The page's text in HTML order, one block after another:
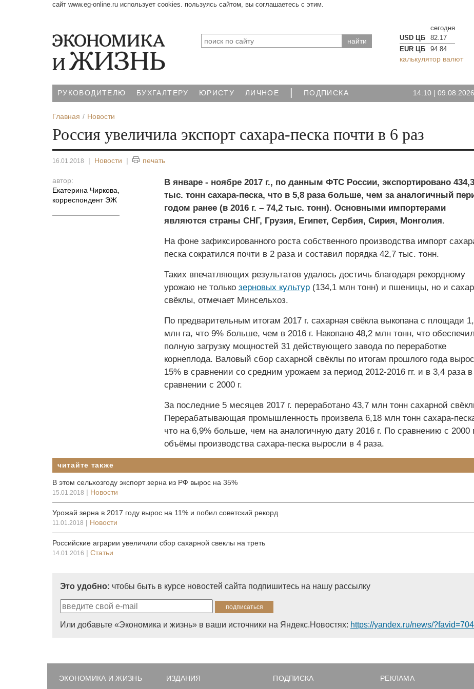
сайт www.eg-online.ru использует cookies. пользуясь сайтом, вы соглашаетесь с этим.
сегодня
USD ЦБ
82.17
EUR ЦБ
94.84
калькулятор валют
РУКОВОДИТЕЛЮ БУХГАЛТЕРУ ЮРИСТУ ЛИЧНОЕ | ПОДПИСКА 14:10 | 09.08.2026
Главная Новости
Россия увеличила экспорт сахара-песка почти в 6 раз
16.01.2018 | Новости | печать
автор:
Екатерина Чиркова
корреспондент ЭЖ
В январе - ноябре 2017 г., по данным ФТС России, экспортировано 434,3
тыс. тонн сахара-песка, что в 5,8 раза больше, чем за аналогичный
годом ранее (в 2016 г. – 74,2 тыс. тонн). Основными импортерами
являются страны СНГ, Грузия, Египет, Сербия, Сирия, Монголия.
На фоне зафиксированного роста собственного производства импорт
песка сократился почти в 2 раза и составил порядка 42,7 тыс. тонн.
Таких впечатляющих результатов удалось достичь благодаря рекордному
урожаю не только зерновых культур(134,1 млн тонн) и пшеницы, но и
свёклы, отмечает Минсельхоз.
По предварительным итогам 2017 г. сахарная свёкла выкопана с площади
млн га, что 9% больше, чем в 2016 г. Накопано 48,2 млн тонн, что
полную загрузку мощностей 31 действующего завода по переработке
корнеплода. Валовый сбор сахарной свёклы по итогам прошлого года
15% в сравнении со средним урожаем за период 2012-2016 гг. и в 3,4 раза в
сравнении с 2000 г.
За последние 5 месяцев 2017 г. переработано 43,7 млн тонн сахарной
Перерабатывающая промышленность произвела 6,18 млн тонн сахара-
что на 6,9% больше, чем на аналогичную дату 2016 г. По сравнению с 2000
объёмы производства сахара-песка выросли в 4 раза.
читайте также
В этом сельхозгоду экспорт зерна из РФ вырос на 35%
15.01.2018 | Новости
Урожай зерна в 2017 году вырос на 11% и побил советский рекорд
11.01.2018 | Новости
Российские аграрии увеличили сбор сахарной свеклы на треть
14.01.2016 | Статьи
Это удобно: чтобы быть в курсе новостей сайта подпишитесь на нашу рассылку
Или добавьте «Экономика и жизнь» в ваши источники на Яндекс.Новостях: https://yandex.ru/news/
ЭКОНОМИКА И ЖИЗНЬ ИЗДАНИЯ ПОДПИСКА РЕКЛАМА